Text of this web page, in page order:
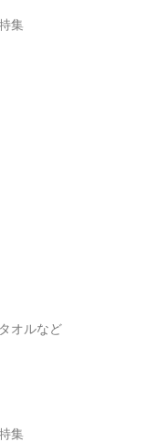
集
オルなど
集